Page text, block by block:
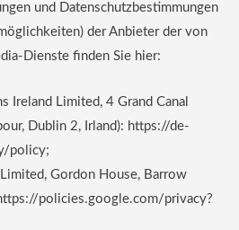
und Datenschutzbestimmungen
der Anbieter der von
Dienste finden Sie hier:
Ireland Limited, 4 Grand Canal
Dublin 2, Irland): https://de-
policy;
Gordon House, Barrow
policies.google.com/privacy?